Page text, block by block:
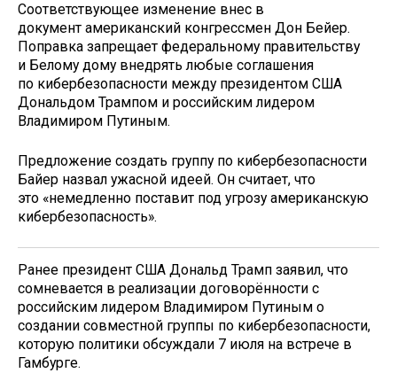
Соответствующее изменение внес в
документ американский конгрессмен Дон Бейер.
Поправка запрещает федеральному правительству
и Белому дому внедрять любые соглашения
по кибербезопасности между президентом США
Дональдом Трампом и российским лидером
Владимиром Путиным.
Предложение создать группу по кибербезопасности
Байер назвал ужасной идеей. Он считает, что
это «немедленно поставит под угрозу американскую
кибербезопасность».
Ранее президент США Дональд Трамп заявил, что
сомневается в реализации договорённости с
российским лидером Владимиром Путиным о
создании совместной группы по кибербезопасности,
которую политики обсуждали 7 июля на встрече в
Гамбурге.